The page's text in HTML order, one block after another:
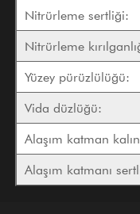
Nitrürleme sertliği:
Nitrürleme
Yüzey pürüzlülüğü:
Vida düzlüğü:
Alaşım katman
Alaşım katmanı